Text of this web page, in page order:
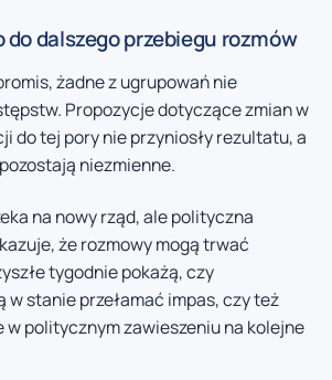
dalszego przebiegu rozmów
żadne z ugrupowań nie
Propozycje dotyczące zmian w
do tej pory nie przyniosły rezultatu, a
niezmienne.
na nowy rząd, ale polityczna
że rozmowy mogą trwać
tygodnie pokażą, czy
w stanie przełamać impas, czy też
w politycznym zawieszeniu na kolejne